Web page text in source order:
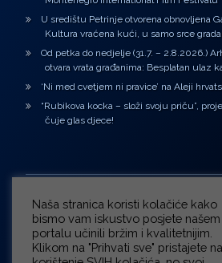
U središtu Petrinje otvorena obnovljena
Kultura vraćena kući, u samo srce grada!
Od petka do nedjelje (31.7. – 2.8.2026.)
otvara vrata građanima: Besplatan ulaz
‘Ni med cvetjem ni pravice’ na Aleji
“Rubikova kocka – složi svoju priču”,
čuje glas djece!
Naša stranica koristi kolačiće kako
bismo vam iskustvo posjete našem
portalu učinili bržim i kvalitetnijim.
Klikom na "Prihvati sve" pristajete na